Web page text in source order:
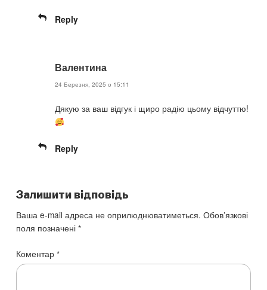
Reply
Валентина
24 Березня, 2025 о 15:11
Дякую за ваш відгук і щиро радію цьому відчуттю!
Reply
Залишити відповідь
Ваша e-mail адреса не оприлюднюватиметься. Обов’язкові
поля позначені*
Коментар*